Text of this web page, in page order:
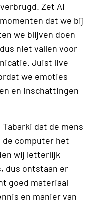
Zet AI
dat we bij
we blijven doen
niet vallen voor
Juist live
we emoties
en inschattingen
dat de mens
de computer het
wij letterlijk
dus ontstaan er
goed materiaal
en manier van